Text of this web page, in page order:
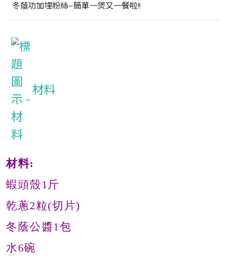
冬蔭功加埋粉絲~簡單一煲又一餐啦!!
材料
材料:
蝦頭殼1斤
乾蔥2粒(切片)
冬蔭公醬1包
水6碗